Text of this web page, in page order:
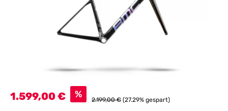
Verkaufspreis:
1.599,00 € % Regulärer Preis:
2.199,00 € (27.29% gespart)